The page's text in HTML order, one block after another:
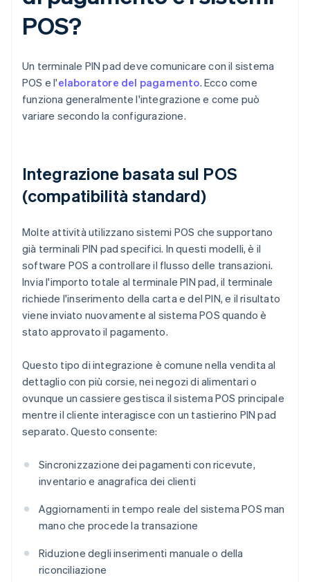
POS?
Un terminale PIN pad deve comunicare con il sistema
POS e l'elaboratore del pagamento. Ecco come
funziona generalmente l'integrazione e come può
variare secondo la configurazione.
Integrazione basata sul POS
(compatibilità standard)
Molte attività utilizzano sistemi POS che supportano
già terminali PIN pad specifici. In questi modelli, è il
software POS a controllare il flusso delle transazioni.
Invia l'importo totale al terminale PIN pad, il terminale
richiede l'inserimento della carta e del PIN, e il risultato
viene inviato nuovamente al sistema POS quando è
stato approvato il pagamento.
Questo tipo di integrazione è comune nella vendita al
dettaglio con più corsie, nei negozi di alimentari o
ovunque un cassiere gestisca il sistema POS principale
mentre il cliente interagisce con un tastierino PIN pad
separato. Questo consente:
Sincronizzazione dei pagamenti con ricevute,
inventario e anagrafica dei clienti
Aggiornamenti in tempo reale del sistema POS man
mano che procede la transazione
Riduzione degli inserimenti manuale o della
riconciliazione